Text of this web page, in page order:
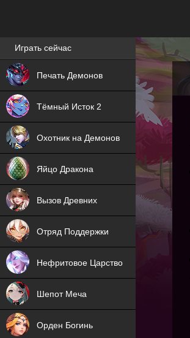
Лучшие игры онлайн
Играть сейчас
Печать Демонов
NEW
Тёмный Исток 2
NEW
Охотник на Демонов
ХИТ
Яйцо Дракона
NEW
Вызов Древних
ХИТ
Отряд Поддержки
ХИТ
Нефритовое Царство
Шепот Меча
Орден Богинь